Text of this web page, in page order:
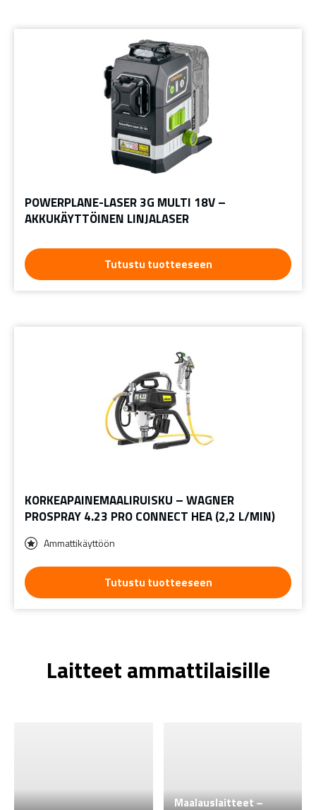
POWERPLANE-LASER 3G MULTI 18V –
AKKUKÄYTTÖINEN LINJALASER
Tutustu tuotteeseen
KORKEAPAINEMAALIRUISKU – WAGNER
PROSPRAY 4.23 PRO CONNECT HEA (2,2 L/MIN)
Ammattikäyttöön
Tutustu tuotteeseen
Laitteet ammattilaisille
Maalauslaitteet –